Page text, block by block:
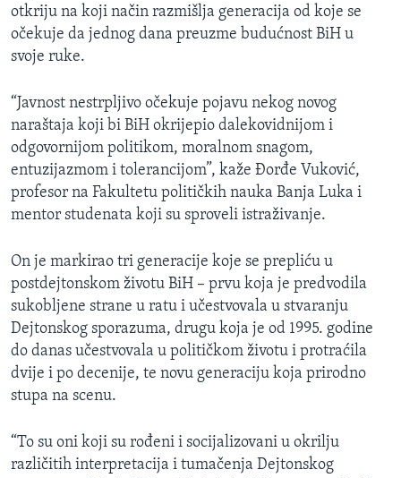
otkriju na koji način razmišlja generacija od koje se
očekuje da jednog dana preuzme budućnost BiH u
svoje ruke.
“Javnost nestrpljivo očekuje pojavu nekog novog
naraštaja koji bi BiH okrijepio dalekovidnijom i
odgovornijom politikom, moralnom snagom,
entuzijazmom i tolerancijom”, kaže Đorđe Vuković,
profesor na Fakultetu političkih nauka Banja Luka i
mentor studenata koji su sproveli istraživanje.
On je markirao tri generacije koje se prepliću u
postdejtonskom životu BiH – prvu koja je predvodila
sukobljene strane u ratu i učestvovala u stvaranju
Dejtonskog sporazuma, drugu koja je od 1995. godine
do danas učestvovala u političkom životu i protraćila
dvije i po decenije, te novu generaciju koja prirodno
stupa na scenu.
“To su oni koji su rođeni i socijalizovani u okrilju
različitih interpretacija i tumačenja Dejtonskog